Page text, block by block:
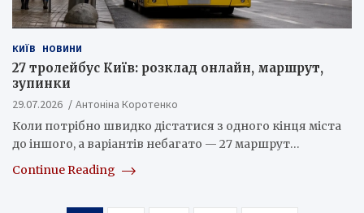
КИЇВ НОВИНИ
27 тролейбус Київ: розклад онлайн, маршрут,
зупинки
29.07.2026
Антоніна Коротенко
Коли потрібно швидко дістатися з одного кінця міста
до іншого, а варіантів небагато — 27 маршрут…
Continue Reading